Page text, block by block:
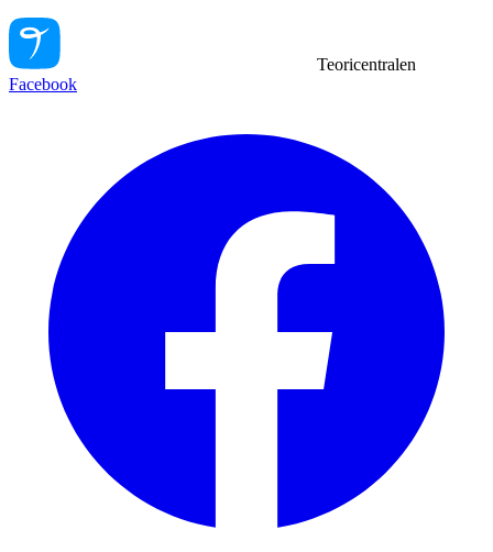
Teoricentralen
Facebook